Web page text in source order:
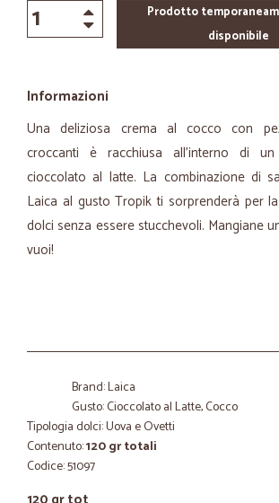
Prodotto
disponibile
Informazioni
Una deliziosa crema al cocco con
croccanti è racchiusa all'interno di
cioccolato al latte. La combinazione di
Laica al gusto Tropik ti sorprenderà per
dolci senza essere stucchevoli. Mangiane
vuoi!
Brand: Laica
Gusto: Cioccolato al Latte, Cocco
Tipologia dolci: Uova e Ovetti
Contenuto:120 gr totali
Codice: 51097